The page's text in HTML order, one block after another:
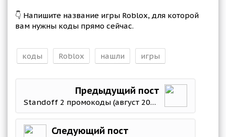
👇 Напишите название игры Roblox, для которой
вам нужны коды прямо сейчас.
коды Roblox нашли игры
Предыдущий пост
Standoff 2 промокоды (август 2026)
Следующий пост